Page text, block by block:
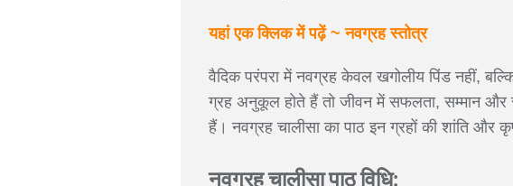
यहां एक क्लिक में पढ़ें ~ नवग्रह स्तोत्र
वैदिक परंपरा में नवग्रह केवल खगोलीय पिंड नहीं,
ग्रह अनुकूल होते हैं तो जीवन में सफलता, सम्मान और
हैं। नवग्रह चालीसा का पाठ इन ग्रहों की शांति और
नवग्रह चालीसा पाठ विधि: